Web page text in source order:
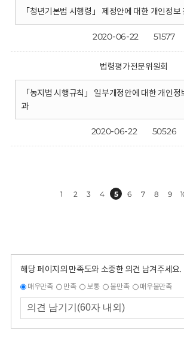
「청년기본법 시행령」 제정안에 대한 개인정
2020-06-22 51577
법령평가전문위원회
「농지법 시행규칙」 일부개정안에 대한 개인정
과
2020-06-22 50526
1 2 3 4 5 6 7 8 9
해당 페이지의 만족도와 소중한 의견 남겨주세요.
매우만족 만족 보통 불만족 매우불만족